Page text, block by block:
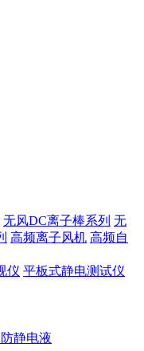
无风DC离子棒系列 无
高频离子风机 高频自
仪 平板式静电测试仪
静电液